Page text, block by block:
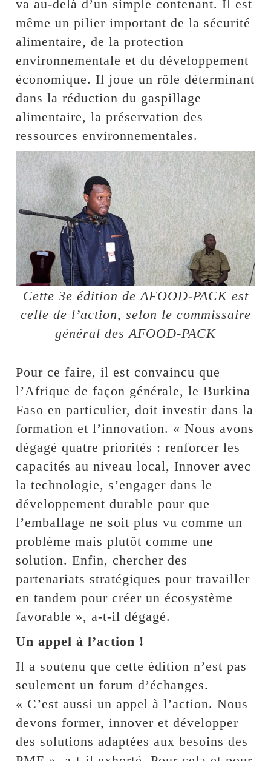
va au-delà d’un simple contenant. Il est
même un pilier important de la sécurité
alimentaire, de la protection
environnementale et du développement
économique. Il joue un rôle déterminant
dans la réduction du gaspillage
alimentaire, la préservation des
ressources environnementales.
Cette 3e édition de AFOOD-PACK est
celle de l’action, selon le commissaire
général des AFOOD-PACK
Pour ce faire, il est convaincu que
l’Afrique de façon générale, le Burkina
Faso en particulier, doit investir dans la
formation et l’innovation. « Nous avons
dégagé quatre priorités : renforcer les
capacités au niveau local, Innover avec
la technologie, s’engager dans le
développement durable pour que
l’emballage ne soit plus vu comme un
problème mais plutôt comme une
solution. Enfin, chercher des
partenariats stratégiques pour travailler
en tandem pour créer un écosystème
favorable », a-t-il dégagé.
Un appel à l’action !
Il a soutenu que cette édition n’est pas
seulement un forum d’échanges.
« C’est aussi un appel à l’action. Nous
devons former, innover et développer
des solutions adaptées aux besoins des